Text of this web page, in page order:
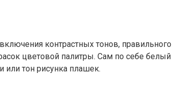
контрастных тонов, правильного
цветовой палитры. Сам по себе белый
или тон рисунка плашек.